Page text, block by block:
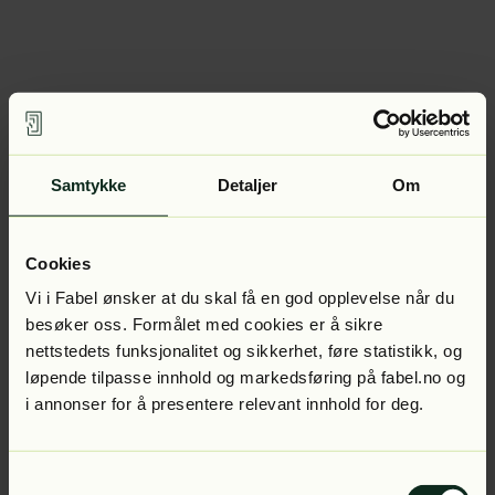
Samtykke Detaljer Om
Cookies
Vi i Fabel ønsker at du skal få en god opplevelse når du
besøker oss. Formålet med cookies er å sikre
nettstedets funksjonalitet og sikkerhet, føre statistikk, og
løpende tilpasse innhold og markedsføring på fabel.no og
i annonser for å presentere relevant innhold for deg.